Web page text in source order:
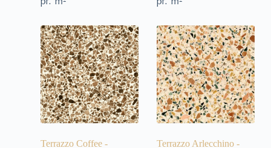
Terrazzo Coffee -
Terrazzo Arlecchino -